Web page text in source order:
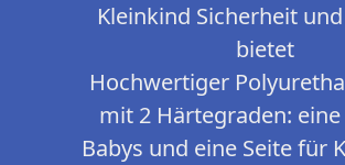
Kleinkind Sicherheit
bietet
Hochwertiger
mit 2 Härtegraden:
Babys und eine Seite für